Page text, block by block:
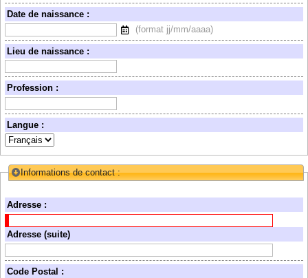
Date de naissance :
Sélectionnez
date
(format jj/mm/aaaa)
Lieu de naissance :
Profession :
Langue :
Collapse/Expand
Informations de contact :
Adresse :
Adresse (suite)
Code Postal :